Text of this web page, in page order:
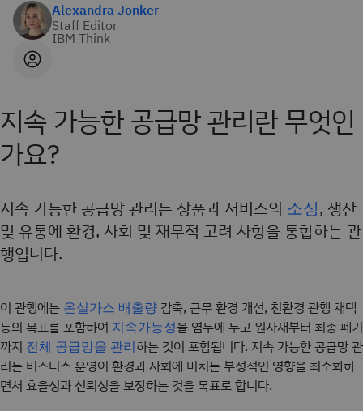
Alexandra Jonker
Staff Editor
IBM Think
지속 가능한 공급망 관리란 무엇인
가요?
지속 가능한 공급망 관리는 상품과 서비스의 소싱, 생산
및 유통에 환경, 사회 및 재무적 고려 사항을 통합하는 관
행입니다.
이 관행에는 온실가스 배출량 감축, 근무 환경 개선, 친환경 관행 채택
등의 목표를 포함하여 지속가능성을 염두에 두고 원자재부터 최종 폐기
까지 전체 공급망을 관리하는 것이 포함됩니다. 지속 가능한 공급망 관
리는 비즈니스 운영이 환경과 사회에 미치는 부정적인 영향을 최소화하
면서 효율성과 신뢰성을 보장하는 것을 목표로 합니다.